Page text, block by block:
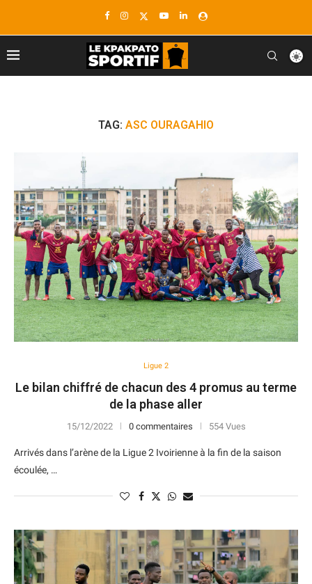
TAG: ASC OURAGAHIO
Ligue 2
Le bilan chiffré de chacun des 4 promus au terme
de la phase aller
15/12/2022 0 commentaires 554 Vues
Arrivés dans l’arène de la Ligue 2 Ivoirienne à la fin de la saison
écoulée, …